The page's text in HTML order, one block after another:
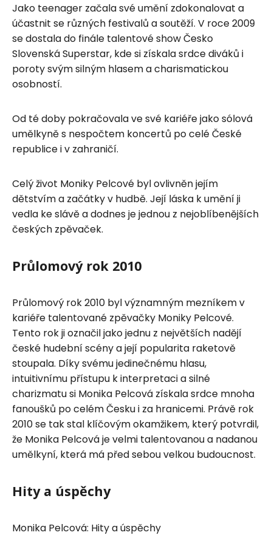
Jako teenager začala své umění zdokonalovat a
účastnit se různých festivalů a soutěží. V roce 2009
se dostala do finále talentové show Česko
Slovenská Superstar, kde si získala srdce diváků i
poroty svým silným hlasem a charismatickou
osobností.
Od té doby pokračovala ve své kariéře jako sólová
umělkyně s nespočtem koncertů po celé České
republice i v zahraničí.
Celý život Moniky Pelcové byl ovlivněn jejím
dětstvím a začátky v hudbě. Její láska k umění ji
vedla ke slávě a dodnes je jednou z nejoblíbenějších
českých zpěvaček.
Průlomový rok 2010
Průlomový rok 2010 byl významným mezníkem v
kariéře talentované zpěvačky Moniky Pelcové.
Tento rok ji označil jako jednu z největších nadějí
české hudební scény a její popularita raketově
stoupala. Díky svému jedinečnému hlasu,
intuitivnímu přístupu k interpretaci a silné
charizmatu si Monika Pelcová získala srdce mnoha
fanoušků po celém Česku i za hranicemi. Právě rok
2010 se tak stal klíčovým okamžikem, který potvrdil,
že Monika Pelcová je velmi talentovanou a nadanou
umělkyní, která má před sebou velkou budoucnost.
Hity a úspěchy
Monika Pelcová: Hity a úspěchy